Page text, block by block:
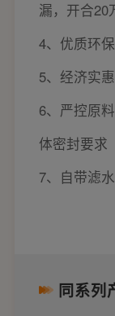
漏，开合20
4、优质环
5、经济实
6、严控原
体密封要求
7、自带滤
同系列